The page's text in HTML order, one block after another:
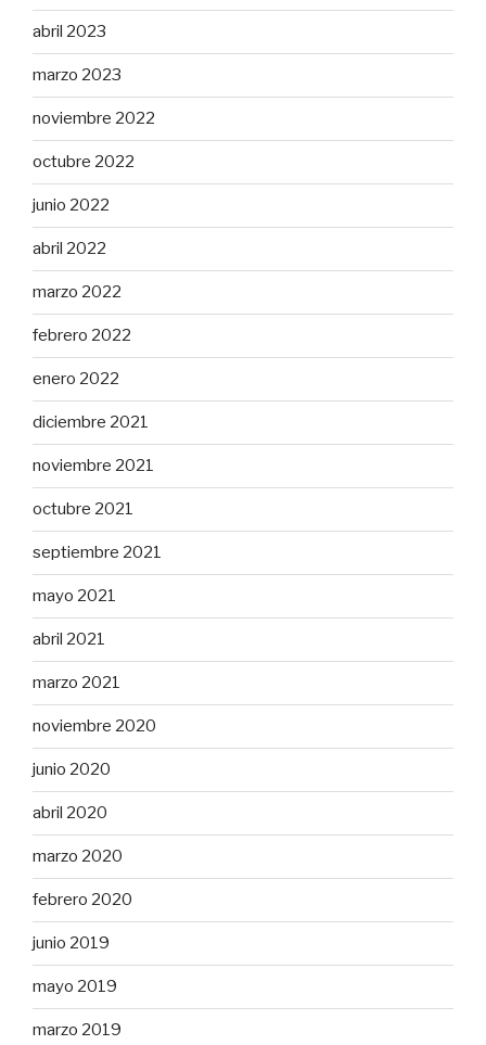
abril 2023
marzo 2023
noviembre 2022
octubre 2022
junio 2022
abril 2022
marzo 2022
febrero 2022
enero 2022
diciembre 2021
noviembre 2021
octubre 2021
septiembre 2021
mayo 2021
abril 2021
marzo 2021
noviembre 2020
junio 2020
abril 2020
marzo 2020
febrero 2020
junio 2019
mayo 2019
marzo 2019